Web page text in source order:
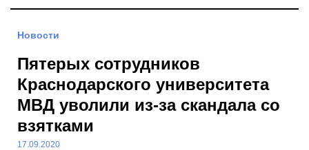
Новости
Пятерых сотрудников
Краснодарского университета
МВД уволили из-за скандала со
взятками
17.09.2020